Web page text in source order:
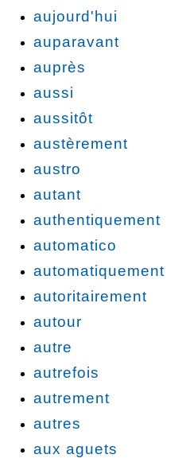
aujourd'hui
auparavant
auprès
aussi
aussitôt
austèrement
austro
autant
authentiquement
automatico
automatiquement
autoritairement
autour
autre
autrefois
autrement
autres
aux aguets